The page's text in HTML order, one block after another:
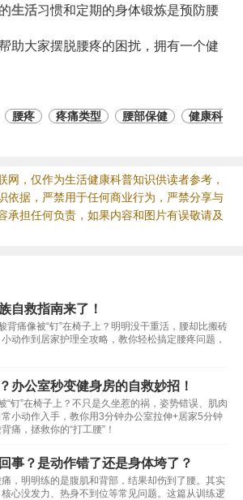
生活习惯和定期的身体锻炼是预防腰
助大家摆脱腰疼的困扰，拥有一个健
腰疼 疼痛类型 腰部保健
健康科
网，仅作为生活健康科普知识供读者参考，
依据，严禁用于任何商业行为，严禁分享与
承担任何负责，如果内容和图片有误敬请及
自救指南来了！
背痛像被“钉”在椅子上？明明没干重活，腰却比搬砖
动作到居家护理全攻略，教你轻松搞定腰疼问题，
办公室秒变健身房的自救妙招！
“钉”在椅子上？不只是久坐惹的祸，姿势错误、肌肉
小动作入手，教你用3分钟办公室拉伸+居家5分钟
痛，拯救你的“打工腰”！
事？是动作错了还是身体垮了？
，明明练的是腹肌和背部，结果却伤到了腰。其实
心没发力、热身不到位等常见问题。这篇从训练逻